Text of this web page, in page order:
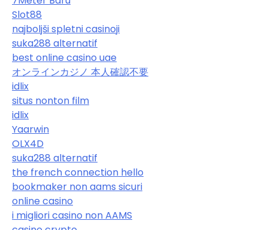
Slot88
najboljši spletni casinoji
suka288 alternatif
best online casino uae
オンラインカジノ 本人確認不要
idlix
situs nonton film
idlix
Yaarwin
OLX4D
suka288 alternatif
the french connection hello
bookmaker non aams sicuri
online casino
i migliori casino non AAMS